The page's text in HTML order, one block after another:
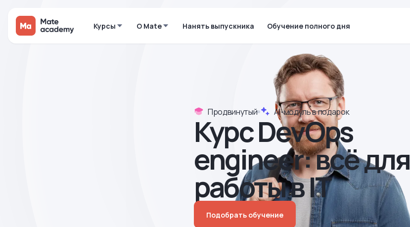
Курсы О Mate Нанять выпускника Обучение полного дня
Продвинутый AI-модуль в подарок
Курс DevOps
engineer‍: всё для
работы в IT
Подобрать обучение